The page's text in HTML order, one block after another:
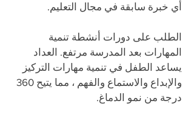
أي خبرة سابقة في مجال التعليم.
الطلب على دورات أنشطة تنمية
المهارات بعد المدرسة مرتفع. العداد
يساعد الطفل في تنمية مهارات التركيز
والإبداع والاستماع والفهم ، مما يتيح 360
درجة من نمو الدماغ.